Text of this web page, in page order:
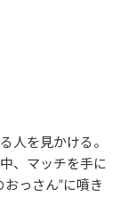
人を見かける。
、マッチを手に
っさん”に噴き